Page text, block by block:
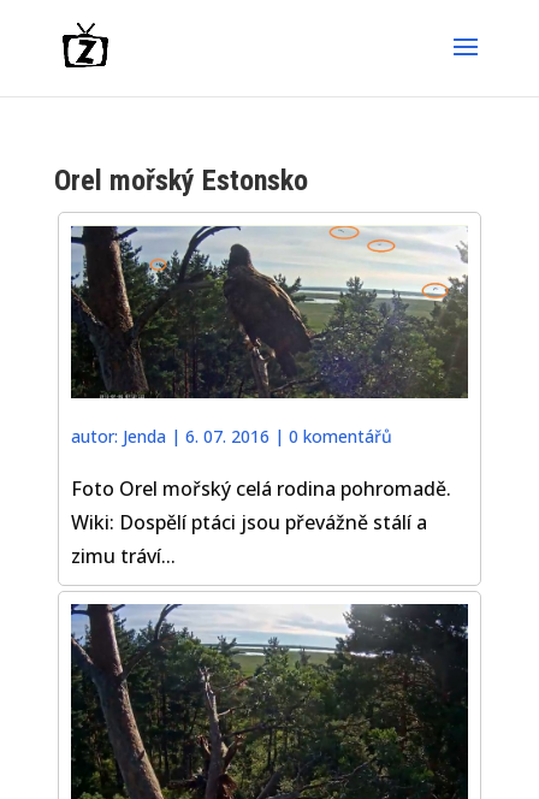
Orel mořský Estonsko
autor: Jenda |6. 07. 2016 |0 komentářů
Foto Orel mořský celá rodina pohromadě.
Wiki: Dospělí ptáci jsou převážně stálí a
zimu tráví...